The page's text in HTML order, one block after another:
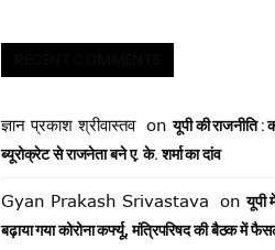
ज्ञान प्रकाश श्रीवास्तव onयूपी की राजनीति :
ब्यूरोक्रेट से राजनेता बने ए. के. शर्मा का दांव
Gyan Prakash Srivastava onयूपी
बढ़ाया गया कोरोना कर्फ्यू, मंत्रिपरिषद की बैठक में